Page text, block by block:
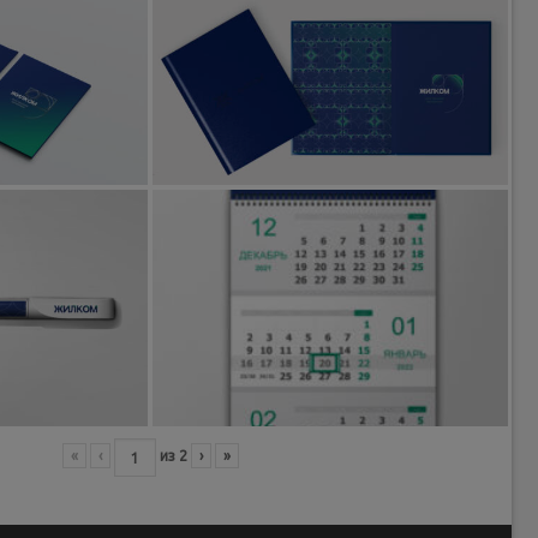
« ‹ из 2 › »